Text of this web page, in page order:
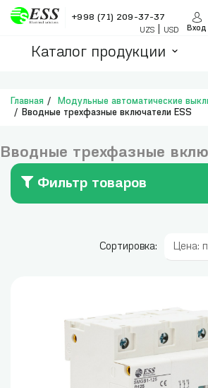
+998 (71) 209-37-37
UZS USD Вход
Каталог продукции
Главная
Модульные автоматические
Вводные трехфазные включатели ESS
Вводные трехфазные
Фильтр товаров
Сортировка: